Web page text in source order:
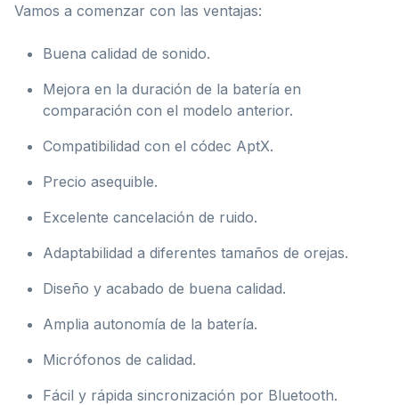
Vamos a comenzar con las ventajas:
Buena calidad de sonido.
Mejora en la duración de la batería en
comparación con el modelo anterior.
Compatibilidad con el códec AptX.
Precio asequible.
Excelente cancelación de ruido.
Adaptabilidad a diferentes tamaños de orejas.
Diseño y acabado de buena calidad.
Amplia autonomía de la batería.
Micrófonos de calidad.
Fácil y rápida sincronización por Bluetooth.